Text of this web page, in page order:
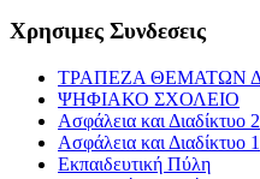
Χρησιμες Συνδεσεις
ΤΡΑΠΕΖΑ ΘΕΜΑΤΩΝ
ΨΗΦΙΑΚΟ ΣΧΟΛΕΙΟ
Ασφάλεια και Διαδίκτυο 2
Ασφάλεια και Διαδίκτυο 1
Εκπαιδευτική Πύλη